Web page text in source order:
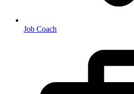
Job Coach